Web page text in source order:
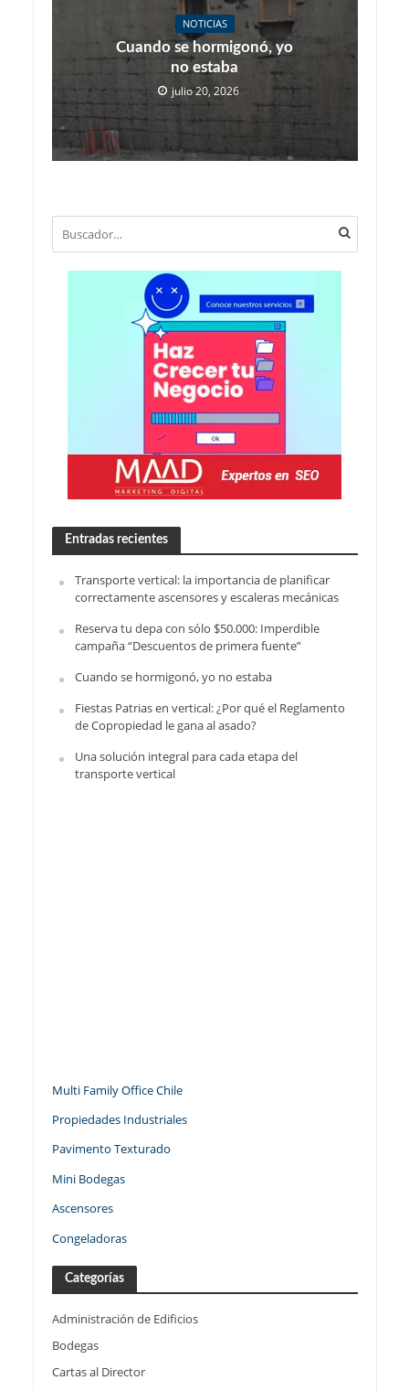
NOTICIAS
Cuando se hormigonó, yo
no estaba
julio 20, 2026
Entradas recientes
Transporte vertical: la importancia de planificar
correctamente ascensores y escaleras mecánicas
Reserva tu depa con sólo $50.000: Imperdible
campaña “Descuentos de primera fuente”
Cuando se hormigonó, yo no estaba
Fiestas Patrias en vertical: ¿Por qué el Reglamento
de Copropiedad le gana al asado?
Una solución integral para cada etapa del
transporte vertical
Multi Family Office Chile
Propiedades Industriales
Pavimento Texturado
Mini Bodegas
Ascensores
Congeladoras
Categorías
Administración de Edificios
Bodegas
Cartas al Director